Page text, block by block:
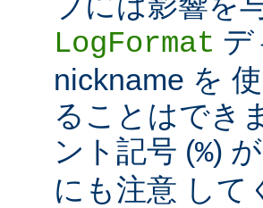
LogFormat デ
nickname を
ることはでき
ント記号 (%)
にも注意 して